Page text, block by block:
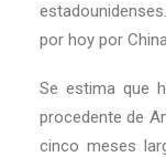
por hoy por
Se estima que
procedente de
cinco meses